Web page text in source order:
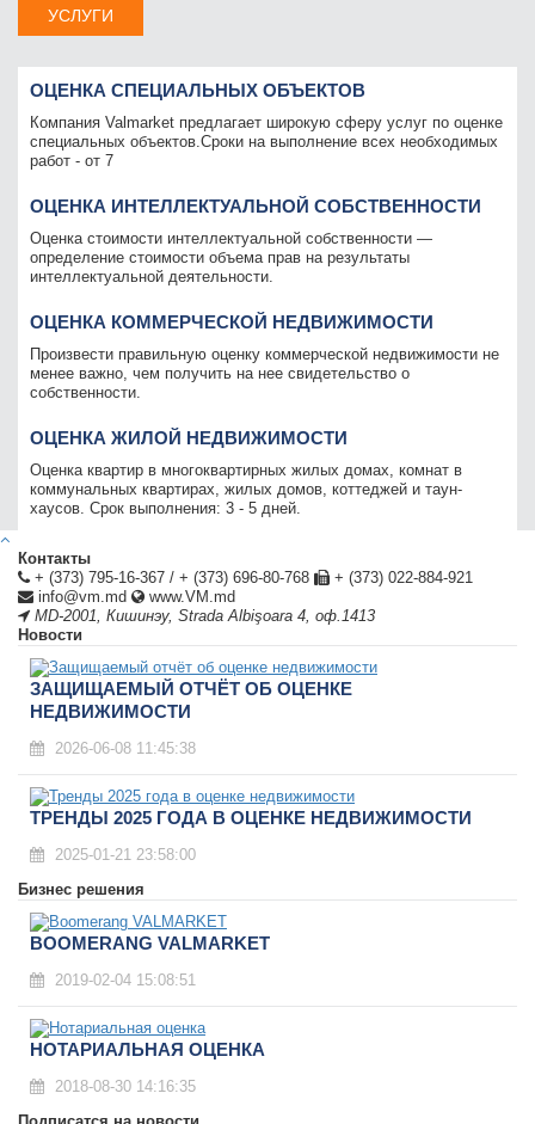
УСЛУГИ
ОЦЕНКА СПЕЦИАЛЬНЫХ ОБЪЕКТОВ
Компания Valmarket предлагает широкую сферу услуг по оценке
специальных объектов.Сроки на выполнение всех необходимых
работ - от 7
ОЦЕНКА ИНТЕЛЛЕКТУАЛЬНОЙ СОБСТВЕННОСТИ
Оценка стоимости интеллектуальной собственности —
определение стоимости объема прав на результаты
интеллектуальной деятельности.
ОЦЕНКА КОММЕРЧЕСКОЙ НЕДВИЖИМОСТИ
Произвести правильную оценку коммерческой недвижимости не
менее важно, чем получить на нее свидетельство о
собственности.
ОЦЕНКА ЖИЛОЙ НЕДВИЖИМОСТИ
Оценка квартир в многоквартирных жилых домах, комнат в
коммунальных квартирах, жилых домов, коттеджей и таун-
хаусов. Срок выполнения: 3 - 5 дней.
Контакты
+ (373) 795-16-367 / + (373) 696-80-768
+ (373) 022-884-921
info@vm.md
www.VM.md
MD-2001, Кишинэу, Strada Albişoara 4, оф.1413
Новости
ЗАЩИЩАЕМЫЙ ОТЧЁТ ОБ ОЦЕНКЕ
НЕДВИЖИМОСТИ
2026-06-08 11:45:38
ТРЕНДЫ 2025 ГОДА В ОЦЕНКЕ НЕДВИЖИМОСТИ
2025-01-21 23:58:00
Бизнес решения
BOOMERANG VALMARKET
2019-02-04 15:08:51
НОТАРИАЛЬНАЯ ОЦЕНКА
2018-08-30 14:16:35